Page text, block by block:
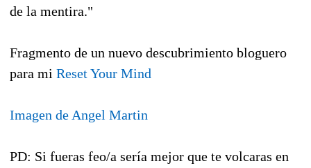
de la mentira."
Fragmento de un nuevo descubrimiento bloguero
para mi Reset Your Mind
Imagen de Angel Martin
PD: Si fueras feo/a sería mejor que te volcaras en